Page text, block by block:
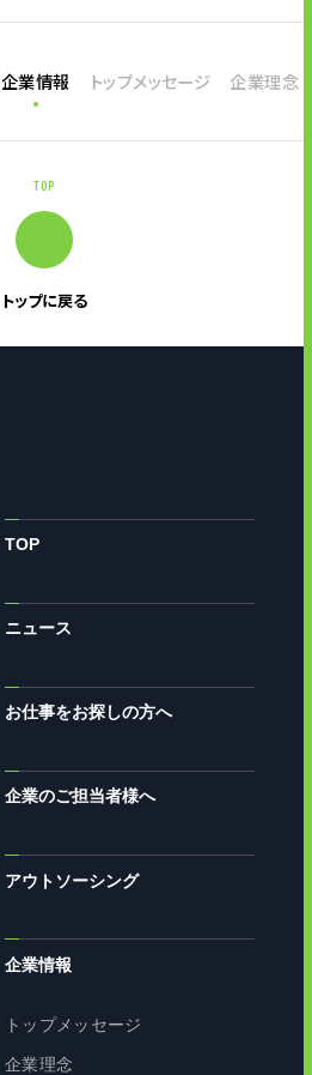
企業情報 トップメッセージ 企業理念
TOP
トップに戻る
TOP
ニュース
お仕事をお探しの方へ
企業のご担当者様へ
アウトソーシング
企業情報
トップメッセージ
企業理念